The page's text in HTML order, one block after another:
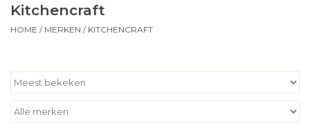
Bestek
Kitchencraft
HOME / MERKEN / KITCHENCRAFT